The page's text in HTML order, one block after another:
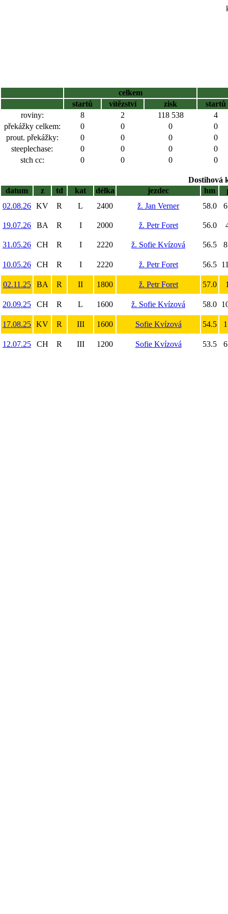
celkem
startů
vítězství zisk
startů
roviny:
8 2 118 538
4
překážky celkem:
0 0 0
0
prout. překážky:
0 0 0
0
steeplechase:
0 0 0
0
stch cc:
0 0 0 0
Dostihová
datum
z td kat délka jezdec hm
02.08.26 KV R L 2400 ž. Jan Verner 58.0
19.07.26 BA R I 2000 ž. Petr Foret 56.0
31.05.26 CH R I 2220 ž. Sofie Kvízová 56.5
10.05.26 CH R I 2220 ž. Petr Foret 56.5
02.11.25 BA R II 1800 ž. Petr Foret 57.0
20.09.25 CH R L 1600 ž. Sofie Kvízová 58.0
17.08.25 KV R III 1600 Sofie Kvízová 54.5
12.07.25 CH R III 1200 Sofie Kvízová 53.5